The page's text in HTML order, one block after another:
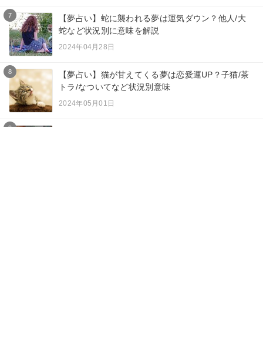
7
【夢占い】蛇に襲われる夢は運気ダウン？他人/大
蛇など状況別に意味を解説
2024年04月28日
8
【夢占い】猫が甘えてくる夢は恋愛運UP？子猫/茶
トラ/なついてなど状況別意味
2024年05月01日
9